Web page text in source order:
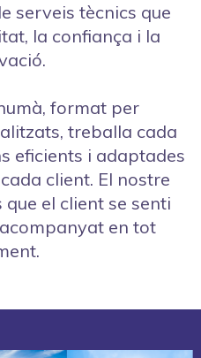
serveis tècnics que
la confiança i la
format per
treballa cada
eficients i adaptades
client. El nostre
el client se senti
en tot